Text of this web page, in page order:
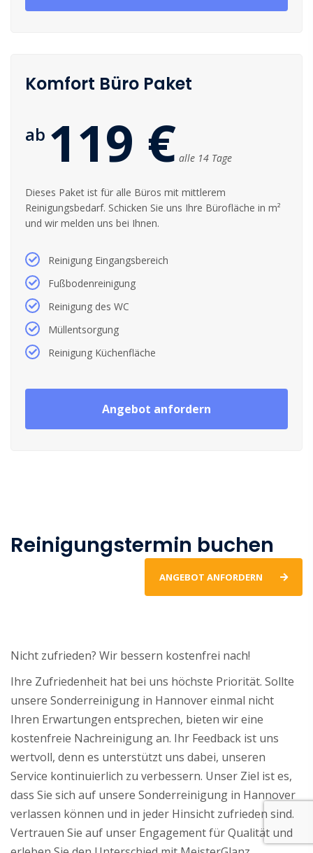
Komfort Büro Paket
ab 119 € alle 14 Tage
Dieses Paket ist für alle Büros mit mittlerem
Reinigungsbedarf. Schicken Sie uns Ihre Bürofläche in m²
und wir melden uns bei Ihnen.
Reinigung Eingangsbereich
Fußbodenreinigung
Reinigung des WC
Müllentsorgung
Reinigung Küchenfläche
Angebot anfordern
Reinigungstermin buchen
ANGEBOT ANFORDERN
Nicht zufrieden? Wir bessern kostenfrei nach!
Ihre Zufriedenheit hat bei uns höchste Priorität. Sollte
unsere Sonderreinigung in Hannover einmal nicht
Ihren Erwartungen entsprechen, bieten wir eine
kostenfreie Nachreinigung an. Ihr Feedback ist uns
wertvoll, denn es unterstützt uns dabei, unseren
Service kontinuierlich zu verbessern. Unser Ziel ist es,
dass Sie sich auf unsere Sonderreinigung in Hannover
verlassen können und in jeder Hinsicht zufrieden sind.
Vertrauen Sie auf unser Engagement für Qualität und